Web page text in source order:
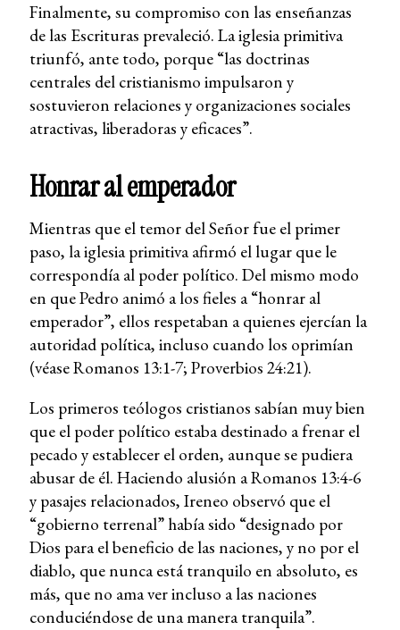
Finalmente, su compromiso con las enseñanzas
de las Escrituras prevaleció. La iglesia primitiva
triunfó, ante todo, porque “las doctrinas
centrales del cristianismo impulsaron y
sostuvieron relaciones y organizaciones sociales
atractivas, liberadoras y eficaces”.
Honrar al emperador
Mientras que el temor del Señor fue el primer
paso, la iglesia primitiva afirmó el lugar que le
correspondía al poder político. Del mismo modo
en que Pedro animó a los fieles a “honrar al
emperador”, ellos respetaban a quienes ejercían la
autoridad política, incluso cuando los oprimían
(véase Romanos 13:1-7; Proverbios 24:21).
Los primeros teólogos cristianos sabían muy bien
que el poder político estaba destinado a frenar el
pecado y establecer el orden, aunque se pudiera
abusar de él. Haciendo alusión a Romanos 13:4-6
y pasajes relacionados, Ireneo observó que el
“gobierno terrenal” había sido “designado por
Dios para el beneficio de las naciones, y no por el
diablo, que nunca está tranquilo en absoluto, es
más, que no ama ver incluso a las naciones
conduciéndose de una manera tranquila”.